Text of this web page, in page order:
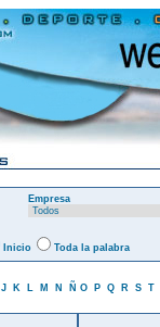
Empresa
Inicio
Toda la palabra
J K L M N Ñ O P Q R S T